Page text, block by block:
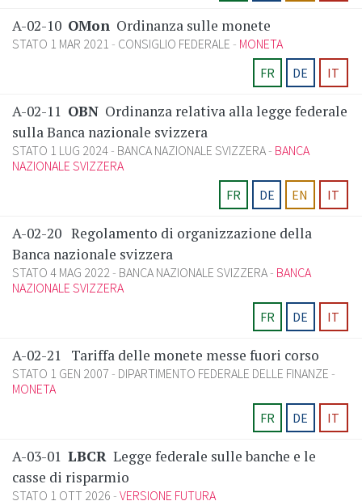
A-02-10 OMon Ordinanza sulle monete
STATO 1 MAR 2021 CONSIGLIO FEDERALE
MONETA
FR
DE IT
A-02-11 OBN Ordinanza relativa alla legge federale
sulla Banca nazionale svizzera
STATO 1 LUG 2024 BANCA NAZIONALE SVIZZERA BANCA
NAZIONALE SVIZZERA
FR
DE EN IT
A-02-20 Regolamento di organizzazione della
Banca nazionale svizzera
STATO 4 MAG 2022 BANCA NAZIONALE SVIZZERA BANCA
NAZIONALE SVIZZERA
FR
DE IT
A-02-21 Tariffa delle monete messe fuori corso
STATO 1 GEN 2007
DIPARTIMENTO FEDERALE DELLE FINANZE
MONETA
FR
DE IT
A-03-01 LBCR Legge federale sulle banche e le
casse di risparmio
STATO 1 OTT 2026 VERSIONE FUTURA